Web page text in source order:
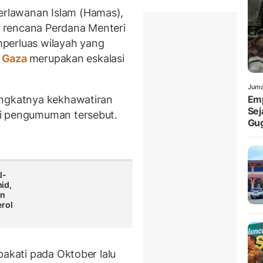
Islam (Hamas),
Perdana Menteri
wilayah yang
merupakan eskalasi
kekhawatiran
tersebut.
pada Oktober lalu